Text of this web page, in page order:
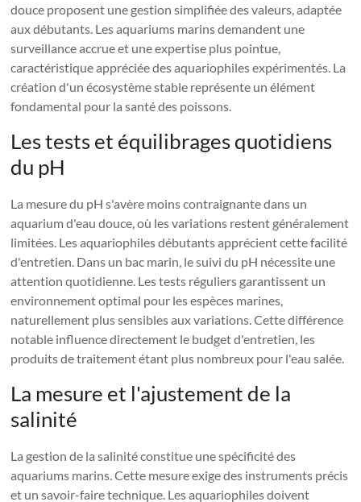
douce proposent une gestion simplifiée des valeurs, adaptée
aux débutants. Les aquariums marins demandent une
surveillance accrue et une expertise plus pointue,
caractéristique appréciée des aquariophiles expérimentés. La
création d'un écosystème stable représente un élément
fondamental pour la santé des poissons.
Les tests et équilibrages quotidiens
du pH
La mesure du pH s'avère moins contraignante dans un
aquarium d'eau douce, où les variations restent généralement
limitées. Les aquariophiles débutants apprécient cette facilité
d'entretien. Dans un bac marin, le suivi du pH nécessite une
attention quotidienne. Les tests réguliers garantissent un
environnement optimal pour les espèces marines,
naturellement plus sensibles aux variations. Cette différence
notable influence directement le budget d'entretien, les
produits de traitement étant plus nombreux pour l'eau salée.
La mesure et l'ajustement de la
salinité
La gestion de la salinité constitue une spécificité des
aquariums marins. Cette mesure exige des instruments précis
et un savoir-faire technique. Les aquariophiles doivent